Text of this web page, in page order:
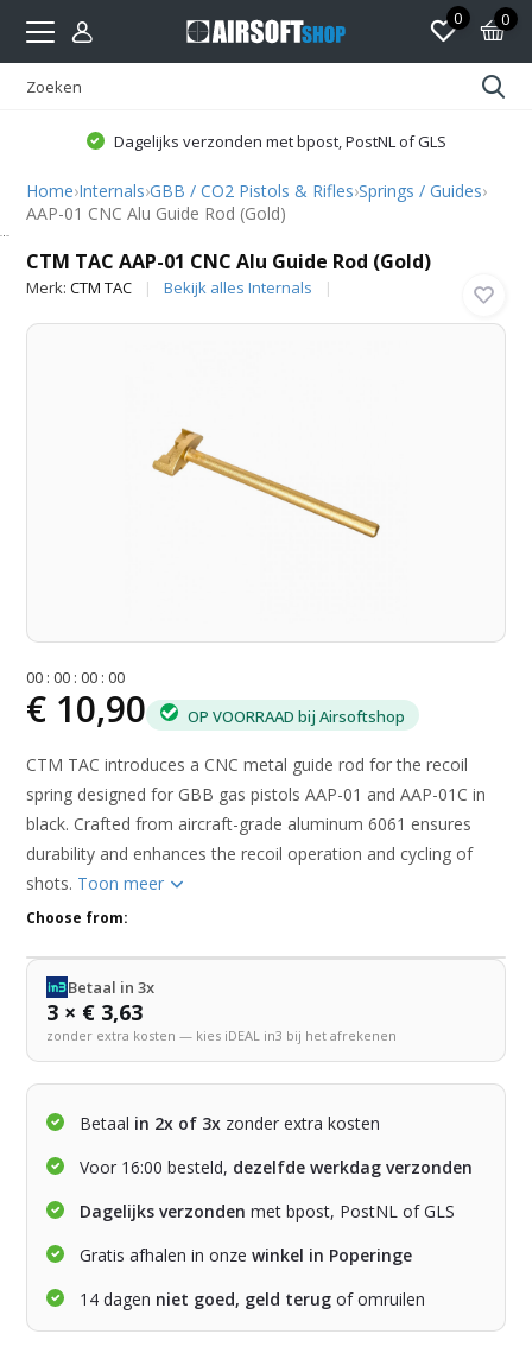
0 0
Dagelijks verzonden met bpost, PostNL of GLS
Home›Internals›GBB / CO2 Pistols & Rifles›Springs / Guides›
AAP-01 CNC Alu Guide Rod (Gold)
CTM TAC AAP-01 CNC Alu Guide Rod (Gold)
Merk:CTM TAC Bekijk alles Internals
00 :00 :00 :00
€ 10,90 OP VOORRAAD bij Airsoftshop
CTM TAC introduces a CNC metal guide rod for the recoil
spring designed for GBB gas pistols AAP-01 and AAP-01C in
black. Crafted from aircraft-grade aluminum 6061 ensures
durability and enhances the recoil operation and cycling of
shots. Toon meer
Choose from:
Betaal in 3x
3 × € 3,63
zonder extra kosten — kies iDEAL in3 bij het afrekenen
Betaal in 2x of 3x zonder extra kosten
Voor 16:00 besteld, dezelfde werkdag verzonden
Dagelijks verzonden met bpost, PostNL of GLS
Gratis afhalen in onzewinkel in Poperinge
14 dagen niet goed, geld terug of omruilen